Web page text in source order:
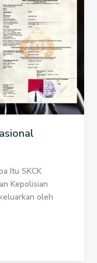
Itu SKCK
Kepolisian
oleh